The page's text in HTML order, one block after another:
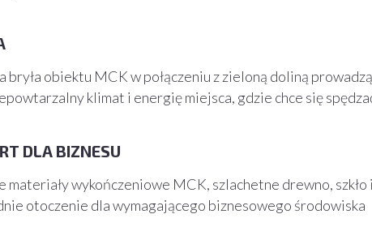
bryła obiektu MCK w połączeniu z zieloną doliną
klimat i energię miejsca, gdzie chce się
DLA BIZNESU
materiały wykończeniowe MCK, szlachetne drewno,
otoczenie dla wymagającego biznesowego środowiska